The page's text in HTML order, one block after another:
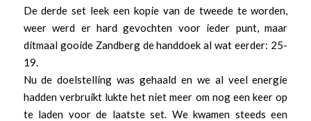
De derde set leek een kopie van de tweede te worden,
weer werd er hard gevochten voor ieder punt, maar
ditmaal gooide Zandberg de handdoek al wat eerder: 25-
19.
Nu de doelstelling was gehaald en we al veel energie
hadden verbruikt lukte het niet meer om nog een keer op
te laden voor de laatste set. We kwamen steeds een